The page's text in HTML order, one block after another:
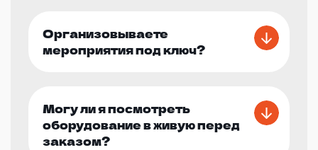
Организовываете
мероприятия под ключ?
Могу ли я посмотреть
оборудование в живую перед
заказом?